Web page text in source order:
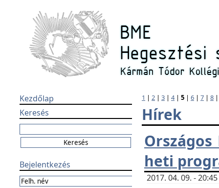
Kezdőlap
Keresés
Bejelentkezés
1 | 2 | 3 | 4| 5 | 6 | 7 | 8
Hírek
Országos
heti
2017. 04. 09. -